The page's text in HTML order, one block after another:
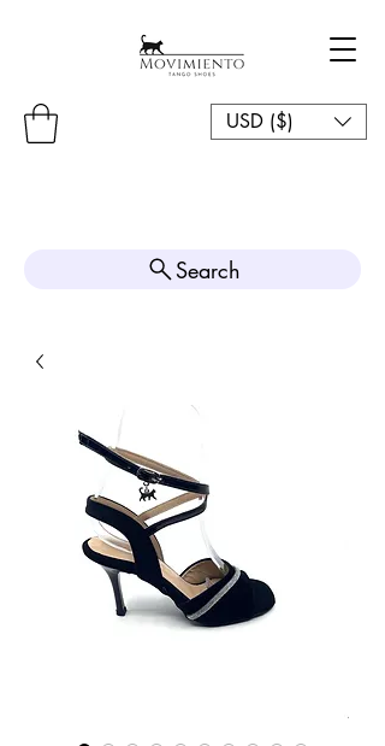
USD ($)
Search